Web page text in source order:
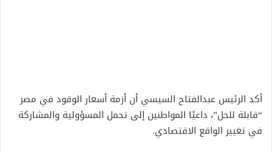
أكد الرئيس عبدالفتاح السيسي أن أزمة أسعار الوقود في مصر
“قابلة للحل”، داعيًا المواطنين إلى تحمل المسؤولية والمشاركة
في تغيير الواقع الاقتصادي.